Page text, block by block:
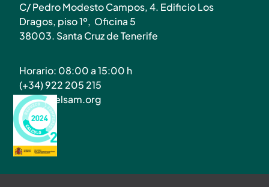
C/ Pedro Modesto Campos, 4. Edificio Los
Dragos, piso 1º, Oficina 5
38003. Santa Cruz de Tenerife
Horario: 08:00 a 15:00 h
(+34) 922 205 215
info@atelsam.org